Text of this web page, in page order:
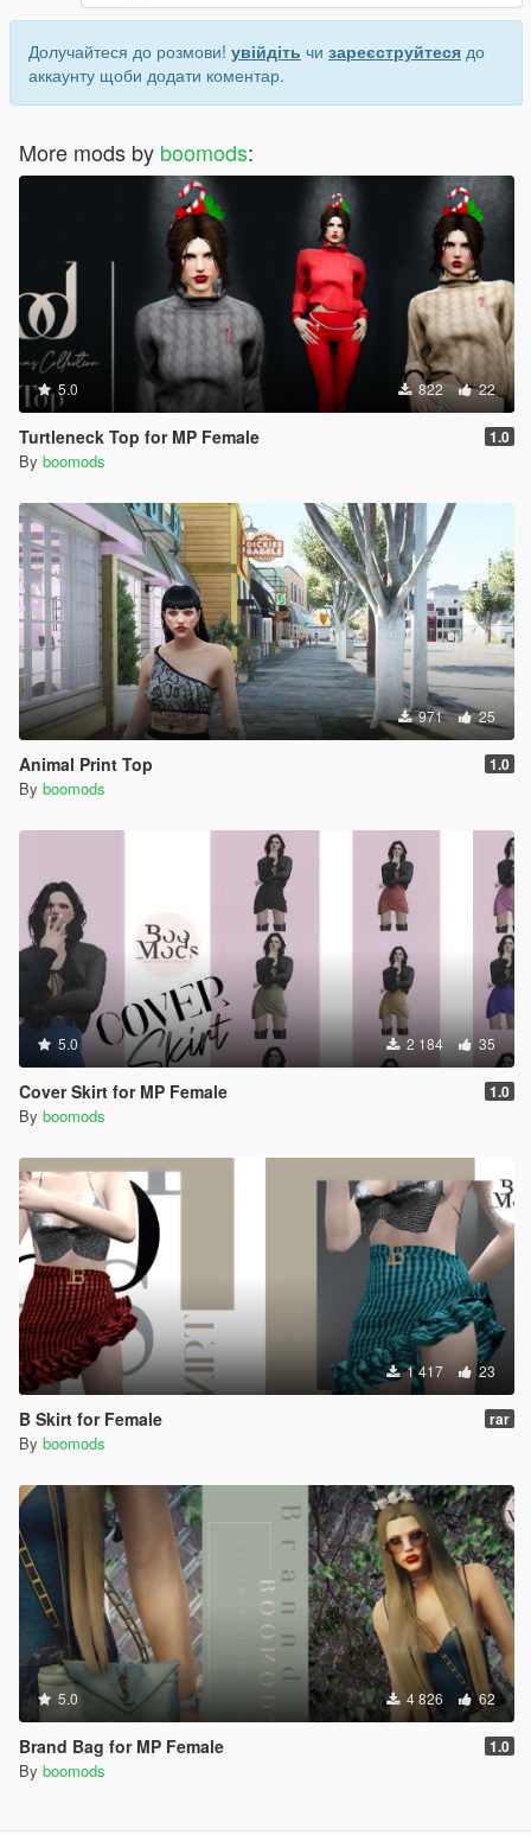
Долучайтеся до розмови! увійдіть чи зареєструйтеся до
аккаунту щоби додати коментар.
More mods by boomods:
5.0 822 22
Turtleneck Top for MP Female 1.0
By boomods
971 25
Animal Print Top 1.0
By boomods
5.0 2 184 35
Cover Skirt for MP Female 1.0
By boomods
1 417 23
B Skirt for Female rar
By boomods
5.0 4 826 62
Brand Bag for MP Female 1.0
By boomods